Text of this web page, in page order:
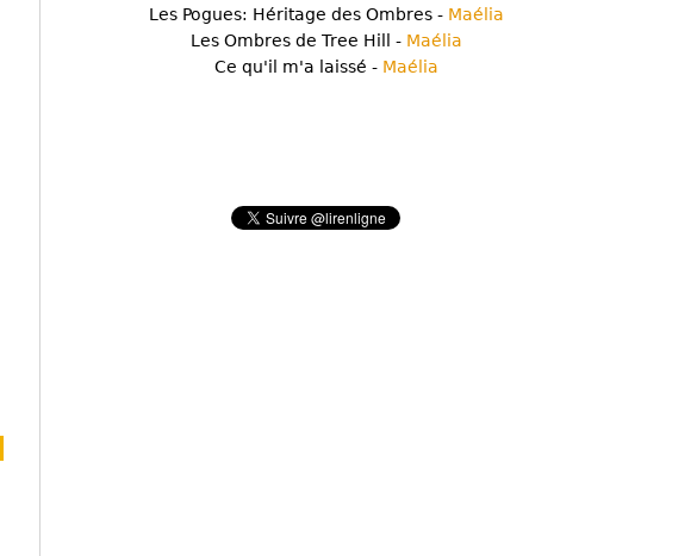
Les Pogues: Héritage des Ombres - Maélia
Les Ombres de Tree Hill - Maélia
Ce qu'il m'a laissé - Maélia